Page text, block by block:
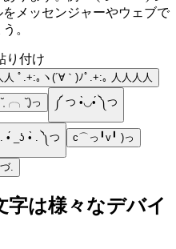
メッセンジャーやウェブで
。
り付け
人 ﾟ.+:｡ヽ(´∀｀)ﾉﾟ.+:｡ 人人人人
っ ༼ つ •̀◡•́ ༽つ
•́ _ʖ •̀ . ༽つ c⌒っ╹v╹ )っ
.
字は様々なデバイ